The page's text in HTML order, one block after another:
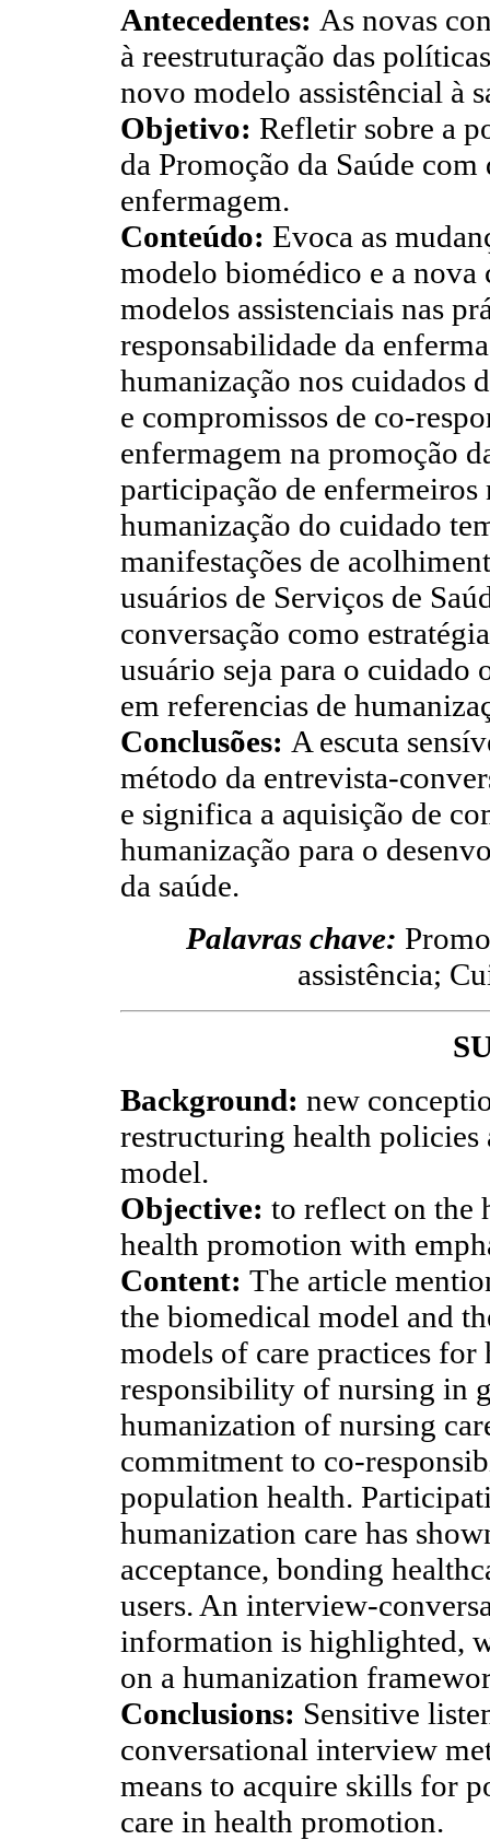
Antecedentes: As novas
à reestruturação das
novo modelo assistêncial à
Objetivo: Refletir sobre a
da Promoção da Saúde
enfermagem.
Conteúdo: Evoca as
modelo biomédico e a nova
modelos assistenciais nas
responsabilidade da
humanização nos cuidados
e compromissos de co-
enfermagem na promoção
participação de
humanização do cuidado
manifestações de
usuários de Serviços de
conversação como
usuário seja para o cuidado
em referencias de
Conclusões: A escuta
método da entrevista-
e significa a aquisição de
humanização para o
da saúde.
Palavras chave:
assistência;
Background: new
restructuring health policies
model.
Objective: to reflect on the
health promotion with
Content: The article
the biomedical model and
models of care practices
responsibility of nursing in
humanization of nursing
commitment to co-
population health.
humanization care has
acceptance, bonding
users. An interview-
information is highlighted,
on a humanization
Conclusions: Sensitive
conversational interview
means to acquire skills for
care in health promotion.